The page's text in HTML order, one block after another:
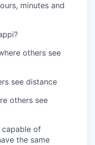
minutes and
others see
see distance
others see
capable of
the same